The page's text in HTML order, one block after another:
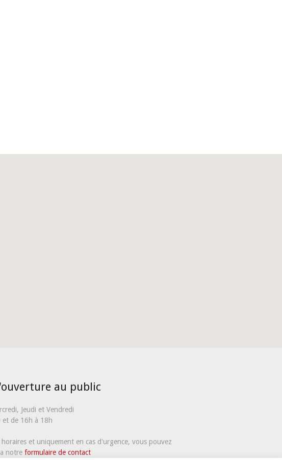
au public
Jeudi et Vendredi
et de 16h à 18h
horaires et uniquement en cas d'urgence, vous pouvez
notre formulaire de contact